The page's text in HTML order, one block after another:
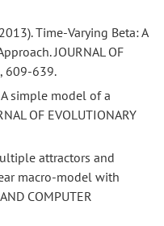
Time-Varying Beta: A
JOURNAL OF
609-639.
A simple model of a
OF EVOLUTIONARY
attractors and
macro-model with
COMPUTER